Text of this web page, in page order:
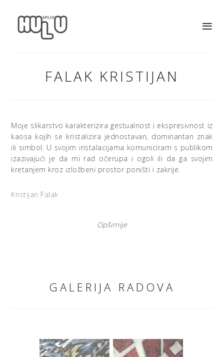
FALAK KRISTIJAN
Moje slikarstvo karakterizira gestualnost i ekspresivnost iz
kaosa kojih se kristalizira jednostavan, dominantan znak
ili simbol. U svojim instalacijama komuniciram s publikom
izazivajući je da mi rad očerupa i ogoli ili da ga svojim
kretanjem kroz izložbeni prostor poništi i zakrije.
Kristijan Falak
Opširnije
GALERIJA RADOVA